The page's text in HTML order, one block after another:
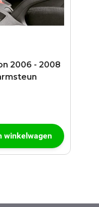
2006 - 2008
winkelwagen